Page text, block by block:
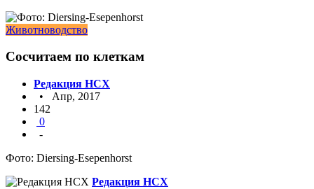
Животноводство
Сосчитаем по клеткам
Редакция НСХ
• Апр, 2017
142
0
-
Фото: Diersing-Esepenhorst
Редакция НСХ